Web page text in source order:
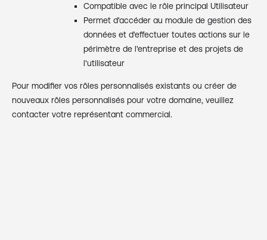
Compatible avec le rôle principal Utilisateur
Permet d'accéder au module de gestion des
données et d'effectuer toutes actions sur le
périmètre de l'entreprise et des projets de
l'utilisateur
Pour modifier vos rôles personnalisés existants ou créer de
nouveaux rôles personnalisés pour votre domaine, veuillez
contacter votre représentant commercial.